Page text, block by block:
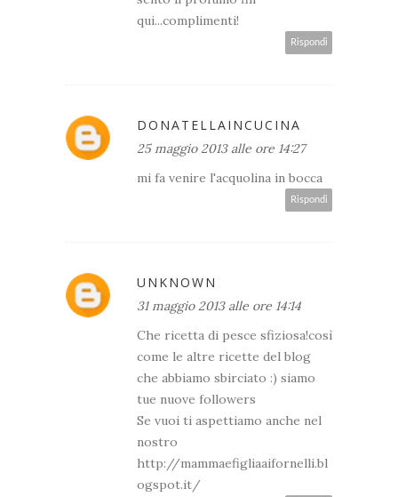
qui...complimenti!
Rispondi
DONATELLAINCUCINA
25 maggio 2013 alle ore 14:27
mi fa venire l'acquolina in bocca
Rispondi
UNKNOWN
31 maggio 2013 alle ore 14:14
Che ricetta di pesce sfiziosa!così
come le altre ricette del blog
che abbiamo sbirciato :) siamo
tue nuove followers
Se vuoi ti aspettiamo anche nel
nostro
http://mammaefigliaaifornelli.bl
ogspot.it/